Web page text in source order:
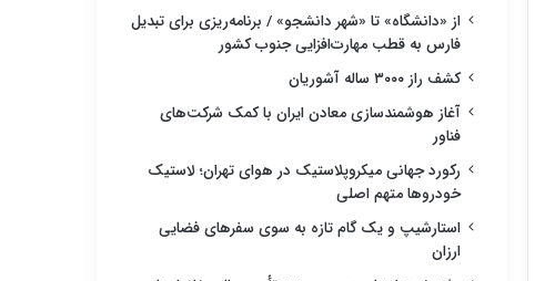
از «دانشگاه» تا «شهر دانشجو» / برنامه‌ریزی برای تبدیل
فارس به قطب مهارت‌افزایی جنوب کشور
کشف راز ۳۰۰۰ ساله آشوریان
آغاز هوشمندسازی معادن ایران با کمک شرکت‌های
فناور
رکورد جهانی میکروپلاستیک در هوای تهران؛ لاستیک
خودروها متهم اصلی
استارشیپ و یک گام تازه به سوی سفرهای فضایی
ارزان